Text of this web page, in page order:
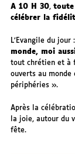
A 10 H 30,toute
célébrer la
L’Evangile du jour
monde, moi
tout chrétien et à
ouverts au
périphéries ».
Après la
la joie, autour du
fête.